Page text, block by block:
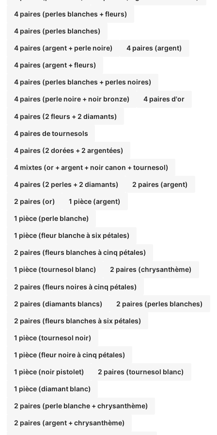
4 paires (perles blanches + fleurs)
4 paires (perles blanches)
4 paires (argent + perle noire) 4 paires (argent)
4 paires (argent + fleurs)
4 paires (perles blanches + perles noires)
4 paires (perle noire + noir bronze) 4 paires d'or
4 paires (2 fleurs + 2 diamants)
4 paires de tournesols
4 paires (2 dorées + 2 argentées)
4 mixtes (or + argent + noir canon + tournesol)
4 paires (2 perles + 2 diamants) 2 paires (argent)
2 paires (or) 1 pièce (argent)
1 pièce (perle blanche)
1 pièce (fleur blanche à six pétales)
2 paires (fleurs blanches à cinq pétales)
1 pièce (tournesol blanc) 2 paires (chrysanthème)
2 paires (fleurs noires à cinq pétales)
2 paires (diamants blancs) 2 paires (perles blanches)
2 paires (fleurs blanches à six pétales)
1 pièce (tournesol noir)
1 pièce (fleur noire à cinq pétales)
1 pièce (noir pistolet) 2 paires (tournesol blanc)
1 pièce (diamant blanc)
2 paires (perle blanche + chrysanthème)
2 paires (argent + chrysanthème)